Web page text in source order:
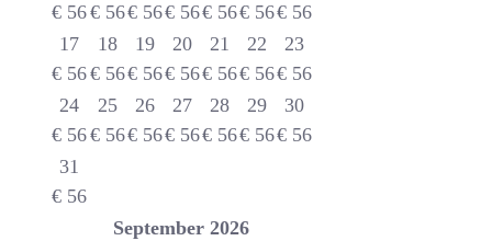
€ 56€ 56€ 56€ 56€ 56€ 56€ 56
17
€ 56
18
€ 56
19
€ 56
20
€ 56
21
€ 56
22
€ 56
23
€ 56
24
€ 56
25
€ 56
26
€ 56
27
€ 56
28
€ 56
29
€ 56
30
€ 56
31
€ 56
September 2026